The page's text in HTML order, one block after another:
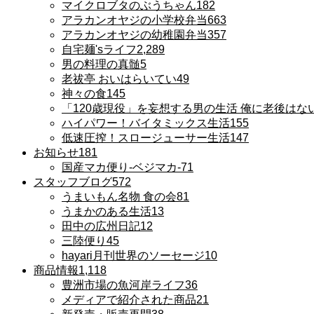
マイクロブタのぶうちゃん182
アラカンオヤジの小学校弁当663
アラカンオヤジの幼稚園弁当357
自宅麺'sライフ2,289
男の料理の真髄5
老祓亭 おいはらいてい49
神々の食145
「120歳現役」を妄想する男の生活 俺に老後はな
ハイパワー！バイタミックス生活155
低速圧搾！スロージューサー生活147
お知らせ181
国産マカ便り-ベジマカ-71
スタッフブログ572
うまいもん名物 食の会81
うまかのある生活13
田中の広州日記12
三陸便り 45
hayari月刊世界のソーセージ10
商品情報1,118
豊洲市場の魚河岸ライフ36
メディアで紹介された商品21